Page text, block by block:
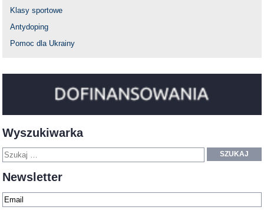
Klasy sportowe
Antydoping
Pomoc dla Ukrainy
Wyszukiwarka
SZUKAJ
Newsletter